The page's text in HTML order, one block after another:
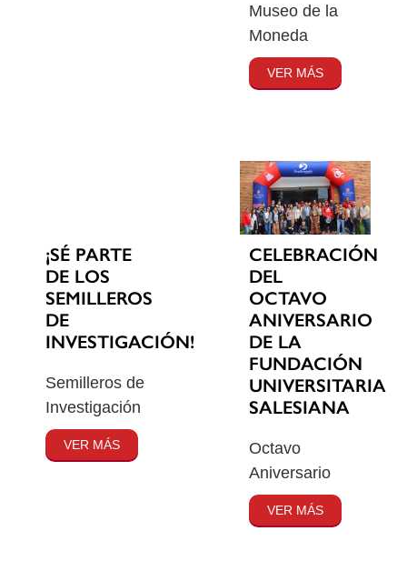
Museo de la
Moneda
VER MÁS
¡SÉ PARTE
DE LOS
SEMILLEROS
DE
INVESTIGACIÓN!
Semilleros de
Investigación
VER MÁS
CELEBRACIÓN
DEL
OCTAVO
ANIVERSARIO
DE LA
FUNDACIÓN
UNIVERSITARIA
SALESIANA
Octavo
Aniversario
VER MÁS